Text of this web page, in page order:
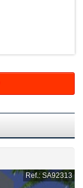
Ref.: SA92313